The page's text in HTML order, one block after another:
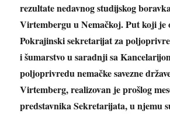
rezultate nedavnog studijskog
Virtembergu u Nemačkoj. Put koji je
Pokrajinski sekretarijat za
i šumarstvo u saradnji sa
poljoprivredu nemačke savezne
Virtemberg, realizovan je prošlog
predstavnika Sekretarijata, u njemu